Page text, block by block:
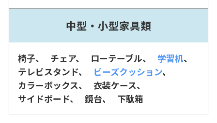
中型・小型家具類
椅子 チェア ローテーブル
学習机
テレビスタンド
ビーズクッション
カラーボックス
衣装ケース
サイドボード
鏡台 下駄箱